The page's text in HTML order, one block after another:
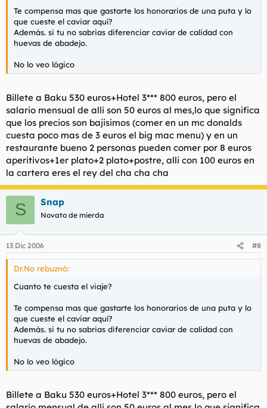
Te compensa mas que gastarte los honorarios de una puta y lo
que cueste el caviar aquí?
Además. si tu no sabrias diferenciar caviar de calidad con
huevas de abadejo.
No lo veo lógico
Billete a Baku 530 euros+Hotel 3*** 800 euros, pero el
salario mensual de alli son 50 euros al mes,lo que significa
que los precios son bajisimos (comer en un mc donalds
cuesta poco mas de 3 euros el big mac menu) y en un
restaurante bueno 2 personas pueden comer por 8 euros
aperitivos+1er plato+2 plato+postre, alli con 100 euros en
la cartera eres el rey del cha cha cha
S Snap
Novato de mierda
13 Dic 2006 #8
Dr.No rebuznó:
Cuanto te cuesta el viaje?
Te compensa mas que gastarte los honorarios de una puta y lo
que cueste el caviar aquí?
Además. si tu no sabrias diferenciar caviar de calidad con
huevas de abadejo.
No lo veo lógico
Billete a Baku 530 euros+Hotel 3*** 800 euros, pero el